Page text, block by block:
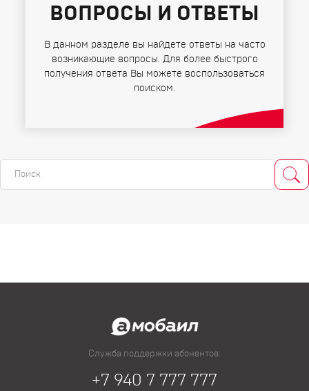
ВОПРОСЫ И ОТВЕТЫ
В данном разделе вы найдете ответы на часто
возникающие вопросы. Для более быстрого
получения ответа Вы можете воспользоваться
поиском.
Служба поддержки абонентов:
+7 940 7 777 777